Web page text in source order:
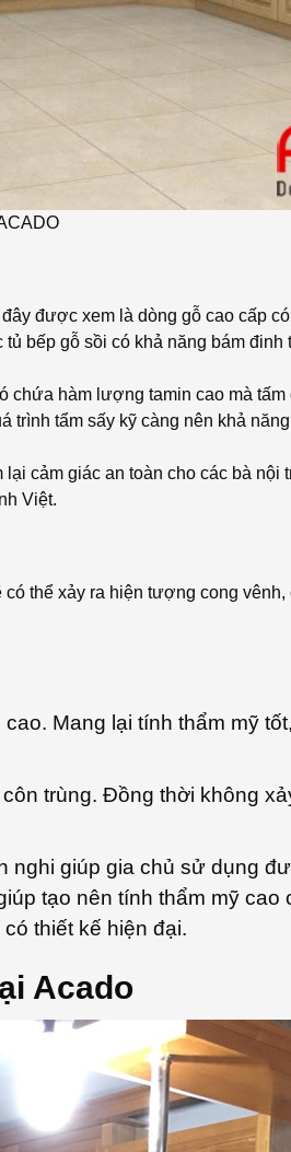
được xem là dòng gỗ cao cấp
bếp gỗ sồi có khả năng bám đinh
hàm lượng tamin cao mà tấm
trình tẩm sấy kỹ càng nên khả
cảm giác an toàn cho các bà nội
Việt.
thể xảy ra hiện tượng cong
Mang lại tính thẩm mỹ
trùng. Đồng thời không
nghi giúp gia chủ sử dụng
tạo nên tính thẩm mỹ
thiết kế hiện đại.
Acado